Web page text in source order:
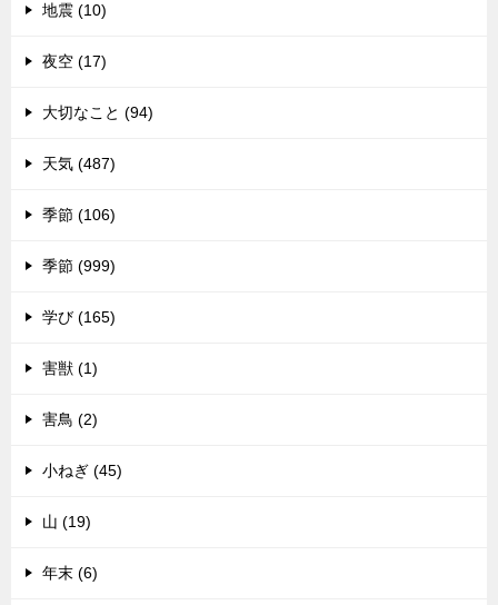
地震 (10)
夜空 (17)
大切なこと (94)
天気 (487)
季節 (106)
季節 (999)
学び (165)
害獣 (1)
害鳥 (2)
小ねぎ (45)
山 (19)
年末 (6)